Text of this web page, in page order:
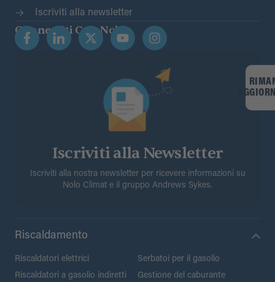
Iscriviti alla newsletter
Connettiti Con Noi
Iscriviti alla Newsletter
Iscriviti alla nostra newsletter per ricevere informazioni su
Nolo Climat e il gruppo Andrews Sykes.
Riscaldamento
Riscaldatori elettrici
Riscaldatori a gasolio indiretti
Serbatoi per il gasolio
Gestione del caburante